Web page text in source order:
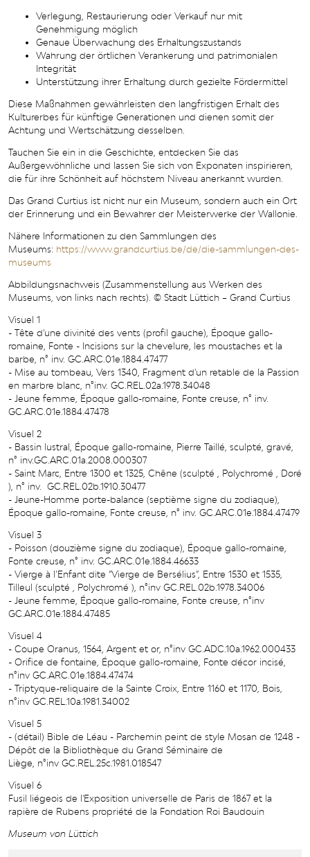
Verlegung, Restaurierung oder Verkauf nur mit
Genehmigung möglich
Genaue Überwachung des Erhaltungszustands
Wahrung der örtlichen Verankerung und patrimonialen
Integrität
Unterstützung ihrer Erhaltung durch gezielte Fördermittel
Diese Maßnahmen gewährleisten den langfristigen Erhalt des
Kulturerbes für künftige Generationen und dienen somit der
Achtung und Wertschätzung desselben.
Tauchen Sie ein in die Geschichte, entdecken Sie das
Außergewöhnliche und lassen Sie sich von Exponaten inspirieren,
die für ihre Schönheit auf höchstem Niveau anerkannt wurden.
Das Grand Curtius ist nicht nur ein Museum, sondern auch ein Ort
der Erinnerung und ein Bewahrer der Meisterwerke der Wallonie.
Nähere Informationen zu den Sammlungen des
Museums: https://www.grandcurtius.be/de/die-sammlungen-des-
museums
Abbildungsnachweis (Zusammenstellung aus Werken des
Museums, von links nach rechts). © Stadt Lüttich – Grand Curtius
Visuel 1
- Tête d'une divinité des vents (profil gauche), Époque gallo-
romaine, Fonte - Incisions sur la chevelure, les moustaches et la
barbe, n° inv. GC.ARC.01e.1884.47477
- Mise au tombeau, Vers 1340, Fragment d'un retable de la Passion
en marbre blanc, n°inv. GC.REL.02a.1978.34048
- Jeune femme, Époque gallo-romaine, Fonte creuse, n° inv.
GC.ARC.01e.1884.47478
Visuel 2
- Bassin lustral, Époque gallo-romaine, Pierre Taillé, sculpté, gravé,
n° inv.GC.ARC.01a.2008.000307
- Saint Marc, Entre 1300 et 1325, Chêne (sculpté , Polychromé , Doré
), n° inv. GC.REL.02b.1910.30477
- Jeune-Homme porte-balance (septième signe du zodiaque),
Époque gallo-romaine, Fonte creuse, n° inv. GC.ARC.01e.1884.47479
Visuel 3
- Poisson (douzième signe du zodiaque), Époque gallo-romaine,
Fonte creuse, n° inv. GC.ARC.01e.1884.46633
- Vierge à l’Enfant dite “Vierge de Bersélius”, Entre 1530 et 1535,
Tilleul (sculpté , Polychromé ), n°inv GC.REL.02b.1978.34006
- Jeune femme, Époque gallo-romaine, Fonte creuse, n°inv
GC.ARC.01e.1884.47485
Visuel 4
- Coupe Oranus, 1564, Argent et or, n°inv GC.ADC.10a.1962.000433
- Orifice de fontaine, Époque gallo-romaine, Fonte décor incisé,
n°inv GC.ARC.01e.1884.47474
- Triptyque-reliquaire de la Sainte Croix, Entre 1160 et 1170, Bois,
n°inv GC.REL.10a.1981.34002
Visuel 5
- (détail) Bible de Léau - Parchemin peint de style Mosan de 1248 -
Dépôt de la Bibliothèque du Grand Séminaire de
Liège, n°inv GC.REL.25c.1981.018547
Visuel 6
Fusil liégeois de l'Exposition universelle de Paris de 1867 et la
rapière de Rubens propriété de la Fondation Roi Baudouin
Museum von Lüttich